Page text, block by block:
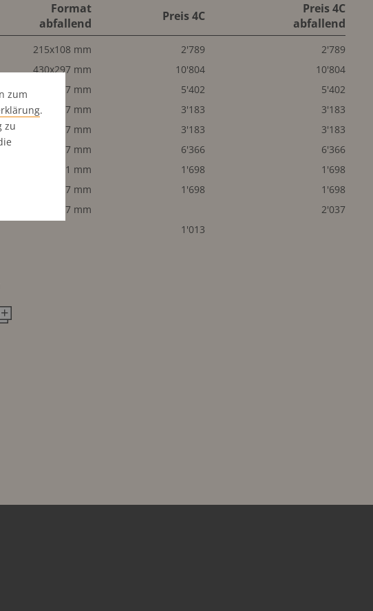
Format
abfallend
Preis 4C
Preis 4C
abfallend
215x108 mm 2'789
2'789
430x297 mm 10'804
10'804
215x297 mm 5'402
5'402
105x297 mm 3'183
3'183
215x147 mm 3'183
3'183
430x147 mm 6'366
6'366
215x71 mm 1'698
1'698
105x147 mm 1'698
1'698
58x297 mm
2'037
1'013
zum
.
zu